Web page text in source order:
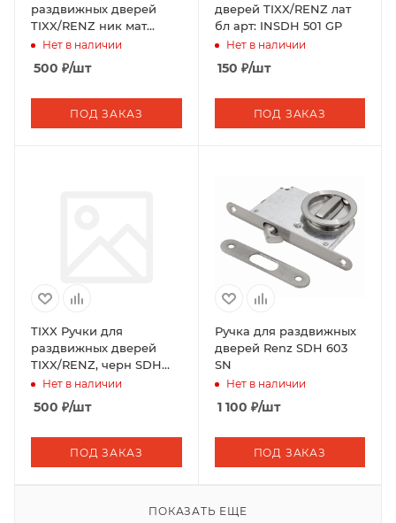
раздвижных дверей
TIXX/RENZ ник мат
INSDH 501 SN
Нет в наличии
500 ₽/шт
ПОД ЗАКАЗ
дверей TIXX/RENZ лат
бл арт: INSDH 501 GP
Нет в наличии
150 ₽/шт
ПОД ЗАКАЗ
TIXX Ручки для
раздвижных дверей
TIXX/RENZ, черн SDH
501 B
Нет в наличии
500 ₽/шт
ПОД ЗАКАЗ
Ручка для раздвижных
дверей Renz SDH 603
SN
Нет в наличии
1 100 ₽/шт
ПОД ЗАКАЗ
ПОКАЗАТЬ ЕЩЕ